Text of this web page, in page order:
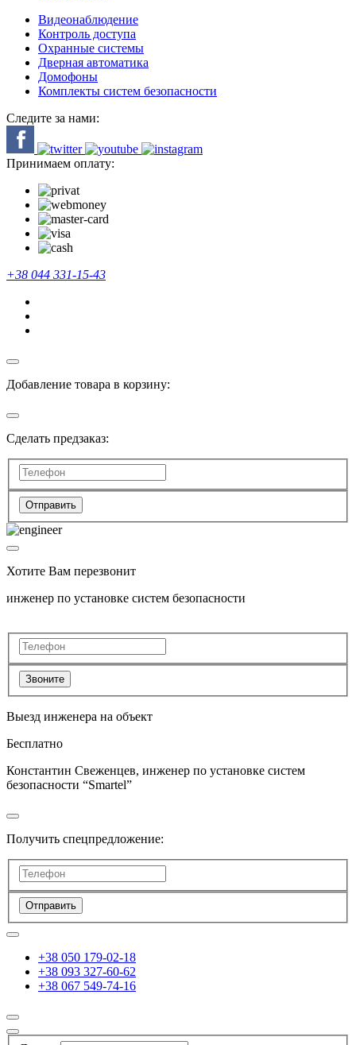
Видеонаблюдение
Контроль доступа
Охранные системы
Дверная автоматика
Домофоны
Комплекты систем безопасности
Следите за нами:
Принимаем оплату:
+38 044 331-15-43
Добавление товара в корзину:
Сделать предзаказ:
Отправить
Хотите Вам перезвонит
инженер по установке систем безопасности
Звоните
Выезд инженера на объект
Бесплатно
Константин Свеженцев, инженер по установке систем
безопасности “Smartel”
Получить спецпредложение:
Отправить
+38 050 179-02-18
+38 093 327-60-62
+38 067 549-74-16